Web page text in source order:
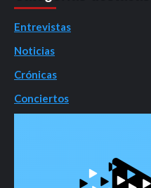
Entrevistas
Noticias
Crónicas
Conciertos